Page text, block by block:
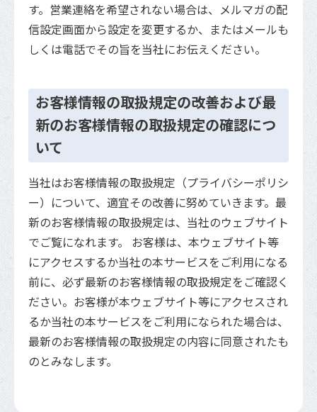
す。営業連絡を希望されない場合は、メルマガの配
信設定画面から設定を変更するか、またはメールも
しくは電話でその旨を当社にお伝えください。
お客様情報の取扱規定の改善および最
新のお客様情報の取扱規定の確認につ
いて
当社はお客様情報の取扱規定（プライバシーポリシ
ー）について、適宜その改善に努めていきます。最
新のお客様情報の取扱規定は、当社のウェブサイト
でご覧になれます。 お客様は、本ウェブサイト等
にアクセスするか当社の本サービスをご利用になる
前に、必ず最新のお客様情報の取扱規定をご確認く
ださい。お客様が本ウェブサイト等にアクセスされ
るか当社の本サービスをご利用になられた場合は、
最新のお客様情報の取扱規定の内容に同意されたも
のとみなします。